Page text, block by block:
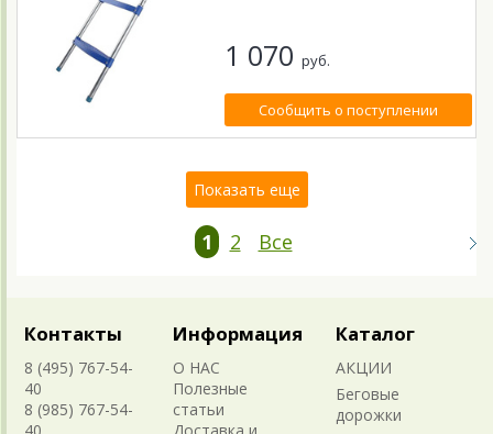
1 070 руб.
Сообщить о поступлении
Показать еще
1 2 Все
Контакты
8 (495) 767-54-
40
8 (985) 767-54-
Информация
О НАС
Полезные
статьи
Каталог
АКЦИИ
Беговые
дорожки